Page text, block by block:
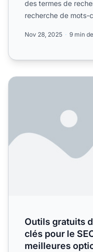
des termes de
recherche de mots-
Nov 28, 2025 9 min
Outils gratuits de
Outils gratuits
clés pour le
meilleures